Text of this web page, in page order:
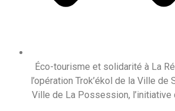
Éco-tourisme et solidarité à La
l’opération Trok’ékol de la Ville de
Ville de La Possession, l’initiative